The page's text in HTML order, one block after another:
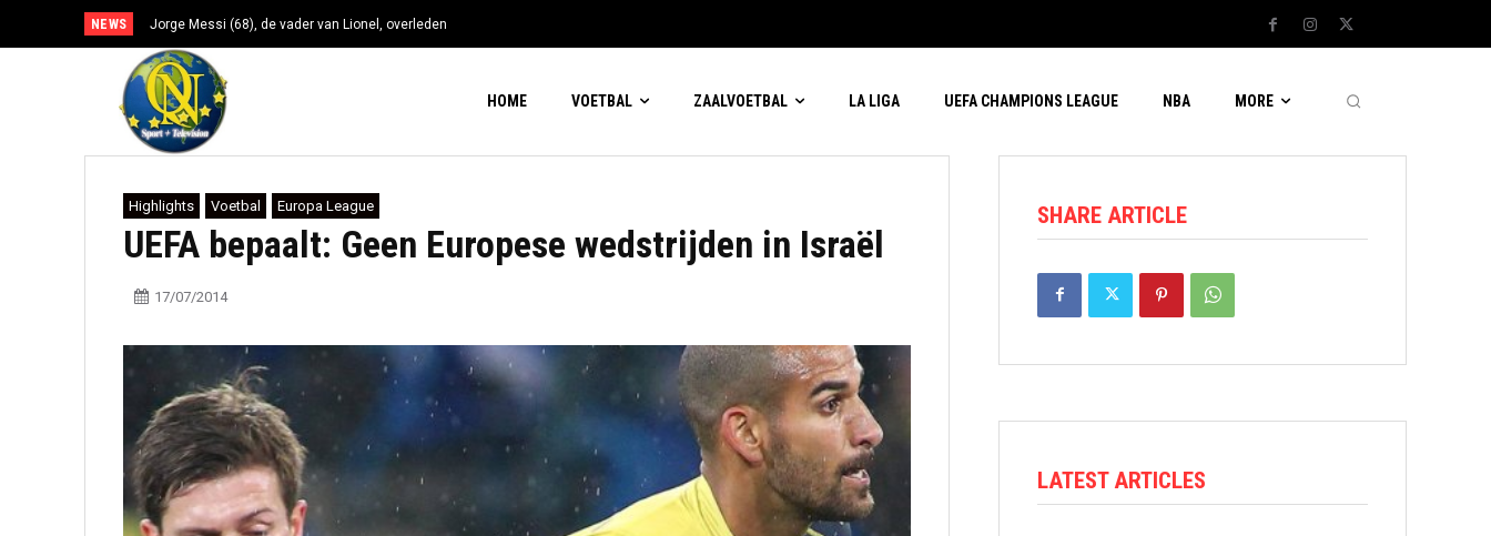
NEWS Jorge Messi (68), de vader van Lionel, overleden
HOME VOETBAL ZAALVOETBAL LA LIGA UEFA CHAMPIONS LEAGUE NBA MORE
Highlights Voetbal Europa League
UEFA bepaalt: Geen Europese wedstrijden in Israël
17/07/2014
SHARE ARTICLE
LATEST ARTICLES